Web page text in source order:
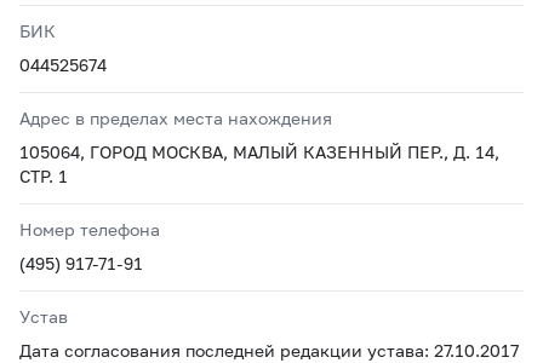
БИК
044525674
Адрес в пределах места нахождения
105064, ГОРОД МОСКВА, МАЛЫЙ КАЗЕННЫЙ ПЕР., Д. 14,
СТР. 1
Номер телефона
(495) 917-71-91
Устав
Дата согласования последней редакции устава: 27.10.2017